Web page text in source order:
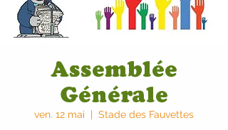
Assemblée
Générale
ven. 12 mai
  |
Stade des Fauvettes